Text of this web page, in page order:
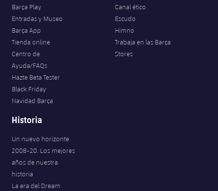
Barça Play
Entradas y Museo
Barça App
Tienda online
Centro de
Ayuda/FAQs
Hazte Beta Tester
Black Friday
Navidad Barça
Canal ético
Escudo
Himno
Trabaja en las Barça
Stores
Historia
Un nuevo horizonte
2008-20. Los mejores
años de nuestra
historia
La era del Dream